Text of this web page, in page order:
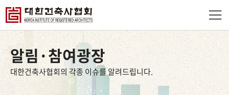
상
컨
츠
하
단
알림·참여광장
대한건축사협회의 각종 이슈를 알려드립니다.